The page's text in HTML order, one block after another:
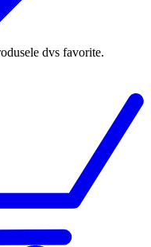
dvs favorite.